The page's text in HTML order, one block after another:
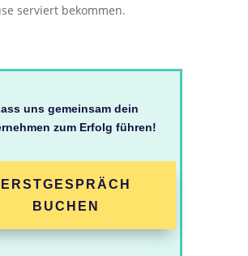
serviert bekommen.
uns gemeinsam dein
zum Erfolg führen!
ERSTGESPRÄCH
BUCHEN